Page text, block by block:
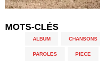
MOTS-CLÉS
ALBUM CHANSONS
PAROLES PIECE